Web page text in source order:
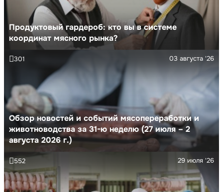
Продуктовый гардероб: кто вы в системе
координат мясного рынка?
Обзор новостей и событий мясопереработки и
животноводства за 31-ю неделю (27 июля – 2
августа 2026 г.)
03 августа '26
301
29 июля '26
552